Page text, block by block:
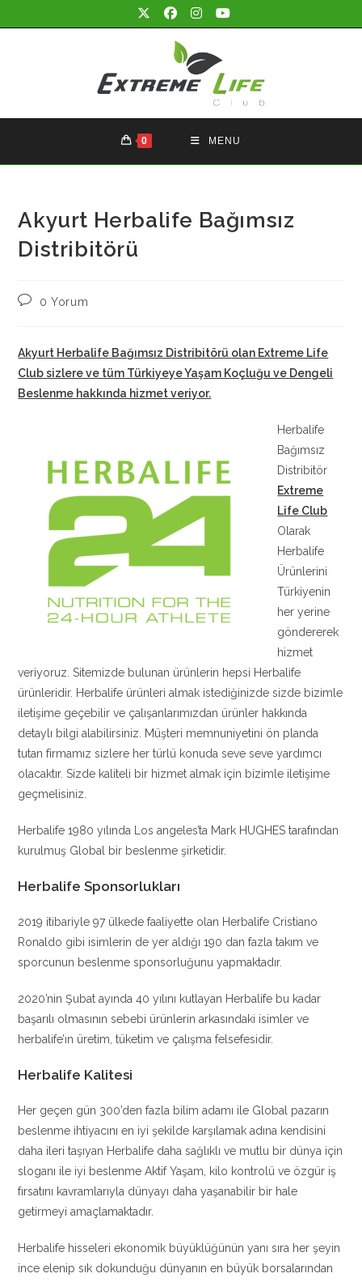
to
0 MENU
Akyurt Herbalife Bağımsız
Distribitörü
Post0 Yorum
Akyurt Herbalife Bağımsız Distribitörü olan Extreme Life
Club sizlere ve tüm Türkiyeye Yaşam Koçluğu ve Dengeli
Beslenme hakkında hizmet veriyor.
Herbalife
Bağımsız
Distribitör
Extreme
Life Club
Olarak
Herbalife
Ürünlerini
Türkiyenin
her yerine
göndererek
hizmet
veriyoruz. Sitemizde bulunan ürünlerin hepsi Herbalife
ürünleridir. Herbalife ürünleri almak istediğinizde sizde bizimle
iletişime geçebilir ve çalışanlarımızdan ürünler hakkında
detaylı bilgi alabilirsiniz. Müşteri memnuniyetini ön planda
tutan firmamız sizlere her türlü konuda seve seve yardımcı
olacaktır. Sizde kaliteli bir hizmet almak için bizimle iletişime
geçmelisiniz.
Herbalife 1980 yılında Los angeles’ta Mark HUGHES tarafından
kurulmuş Global bir beslenme şirketidir.
Herbalife Sponsorlukları
2019 itibariyle 97 ülkede faaliyette olan Herbalife Cristiano
Ronaldo gibi isimlerin de yer aldığı 190 dan fazla takım ve
sporcunun beslenme sponsorluğunu yapmaktadır.
2020’nin Şubat ayında 40 yılını kutlayan Herbalife bu kadar
başarılı olmasının sebebi ürünlerin arkasındaki isimler ve
herbalife’ın üretim, tüketim ve çalışma felsefesidir.
Herbalife Kalitesi
Her geçen gün 300’den fazla bilim adamı ile Global pazarın
beslenme ihtiyacını en iyi şekilde karşılamak adına kendisini
daha ileri taşıyan Herbalife daha sağlıklı ve mutlu bir dünya için
sloganı ile iyi beslenme Aktif Yaşam, kilo kontrolü ve özgür iş
fırsatını kavramlarıyla dünyayı daha yaşanabilir bir hale
getirmeyi amaçlamaktadır.
Herbalife hisseleri ekonomik büyüklüğünün yanı sıra her şeyin
ince elenip sık dokunduğu dünyanın en büyük borsalarından